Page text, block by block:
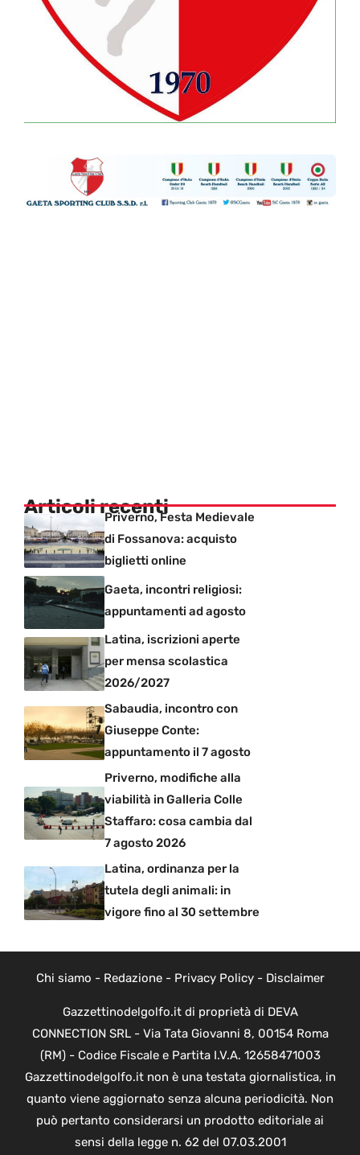
Articoli recentiPriverno, Festa Medievale
di Fossanova: acquisto
biglietti online
Gaeta, incontri religiosi:
appuntamenti ad agosto
Latina, iscrizioni aperte
per mensa scolastica
2026/2027
Sabaudia, incontro con
Giuseppe Conte:
appuntamento il 7 agosto
Priverno, modifiche alla
viabilità in Galleria Colle
Staffaro: cosa cambia dal
7 agosto 2026
Latina, ordinanza per la
tutela degli animali: in
vigore fino al 30 settembre
Chi siamo - Redazione- Privacy Policy- Disclaimer
Gazzettinodelgolfo.it di proprietà di DEVA
CONNECTION SRL - Via Tata Giovanni 8, 00154 Roma
(RM) - Codice Fiscale e Partita I.V.A. 12658471003
Gazzettinodelgolfo.it non è una testata giornalistica, in
quanto viene aggiornato senza alcuna periodicità. Non
può pertanto considerarsi un prodotto editoriale ai
sensi della legge n. 62 del 07.03.2001